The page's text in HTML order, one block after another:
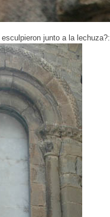
junto a la lechuza?: